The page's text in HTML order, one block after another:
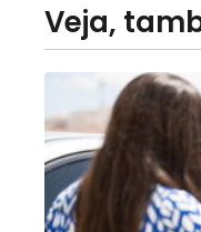
Veja,